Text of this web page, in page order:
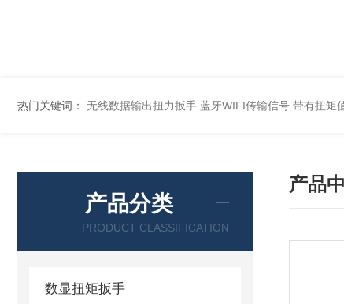
热门关键词： 无线数据输出扭力扳手 蓝牙WIFI传输信号 带有扭矩
产品分类
PRODUCT CLASSIFICATION
数显扭矩扳手
产品